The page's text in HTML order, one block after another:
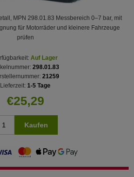
MPN 298.01.83 Messbereich 0–7 bar, mit
für Motorräder und kleinere Fahrzeuge
prüfen
Auf Lager
298.01.83
21259
Lieferzeit: 1-5 Tage
€25,29
Kaufen